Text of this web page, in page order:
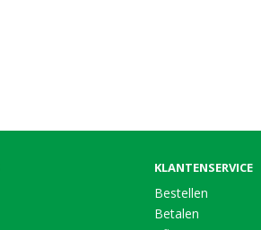
KLANTENSERVICE
Bestellen
Betalen